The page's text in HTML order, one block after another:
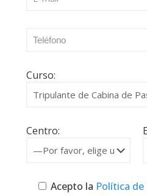
Curso:
Centro:
Acepto la Política de